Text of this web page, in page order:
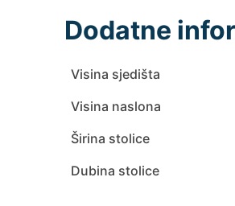
Dodatne
Visina sjedišta
Visina naslona
Širina stolice
Dubina stolice